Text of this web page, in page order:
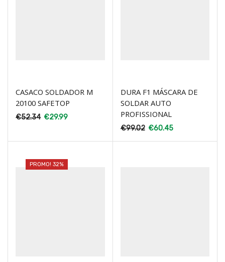
CASACO SOLDADOR M
20100 SAFETOP
€52.34 €29.99
DURA F1 MÁSCARA DE
SOLDAR AUTO
PROFISSIONAL
€99.02 €60.45
PROMO! 32%